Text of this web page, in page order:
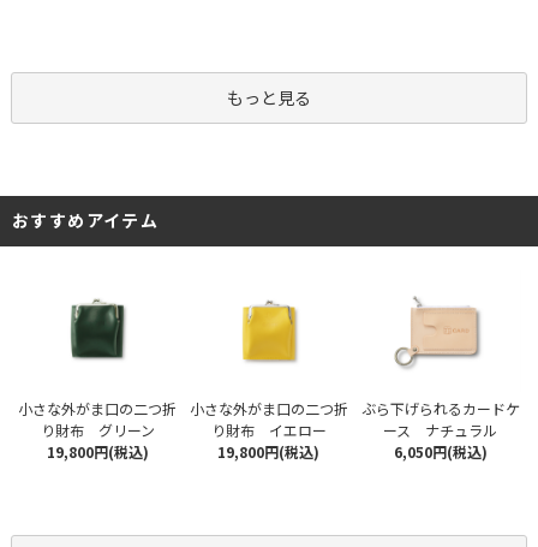
もっと見る
おすすめアイテム
小さな外がま口の二つ折
り財布 グリーン
19,800円(税込)
小さな外がま口の二つ折
り財布 イエロー
19,800円(税込)
ぶら下げられるカードケ
ース ナチュラル
6,050円(税込)